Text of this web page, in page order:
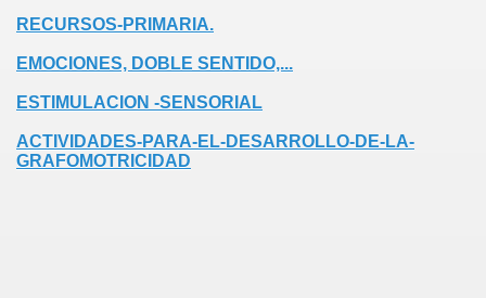
RECURSOS-PRIMARIA.
EMOCIONES, DOBLE SENTIDO,...
ESTIMULACION -SENSORIAL
ACTIVIDADES-PARA-EL-DESARROLLO-DE-LA-
GRAFOMOTRICIDAD